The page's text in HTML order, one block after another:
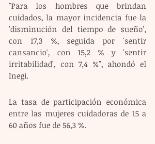
"Para los hombres que brindan
cuidados, la mayor incidencia fue la
'disminución del tiempo de sueño',
con 17,3 %, seguida por 'sentir
cansancio', con 15,2 % y 'sentir
irritabilidad', con 7,4 %", ahondó el
Inegi.
La tasa de participación económica
entre las mujeres cuidadoras de 15 a
60 años fue de 56,3 %.